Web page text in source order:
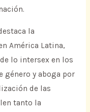
la
América Latina,
lo intersex en los
género y aboga por
de las
tanto la